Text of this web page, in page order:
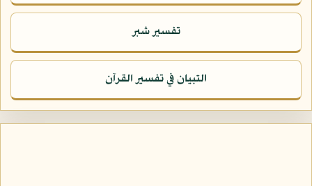
تفسير شبر
التبيان في تفسير القرآن